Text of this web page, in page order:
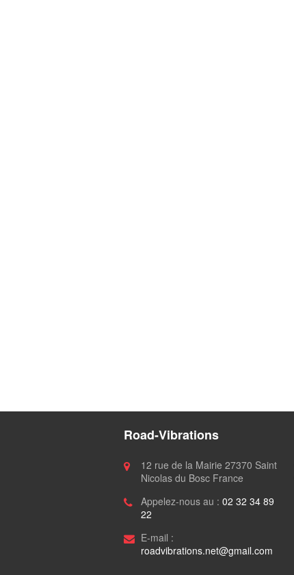
Road-Vibrations
12 rue de la Mairie 27370 Saint
Nicolas du Bosc France
Appelez-nous au : 02 32 34 89
22
E-mail :
roadvibrations.net@gmail.com